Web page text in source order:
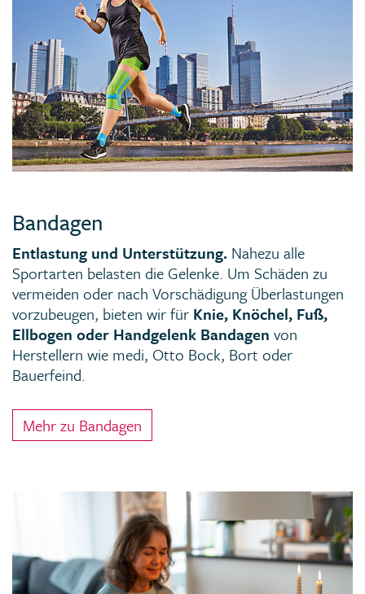
Bandagen
Entlastung und Unterstützung. Nahezu alle
Sportarten belasten die Gelenke. Um Schäden zu
vermeiden oder nach Vorschädigung Überlastungen
vorzubeugen, bieten wir für Knie, Knöchel, Fuß,
Ellbogen oder Handgelenk Bandagen von
Herstellern wie medi, Otto Bock, Bort oder
Bauerfeind.
Mehr zu Bandagen